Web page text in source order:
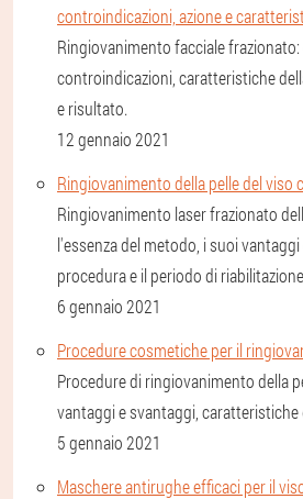
controindicazioni, azione e
Ringiovanimento facciale
controindicazioni, caratteristiche
e risultato.
12 gennaio 2021
Ringiovanimento della pelle del viso
Ringiovanimento laser frazionato
l'essenza del metodo, i suoi
procedura e il periodo di
6 gennaio 2021
Procedure cosmetiche per il
Procedure di ringiovanimento della
vantaggi e svantaggi, caratteristiche
5 gennaio 2021
Maschere antirughe efficaci per il